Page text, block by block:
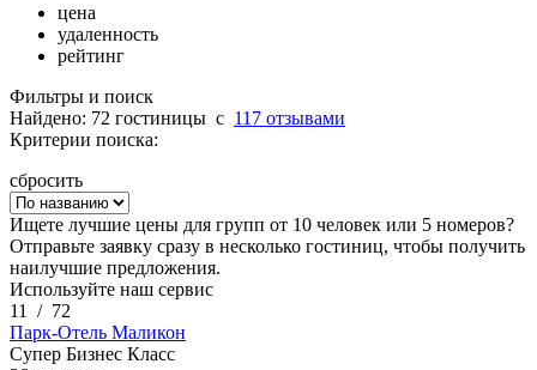
цена
удаленность
рейтинг
Фильтры и поиск
Найдено: 72 гостиницы c 117 отзывами
Критерии поиска:
сбросить
Ищете лучшие цены для групп от 10 человек или 5 номеров?
Отправьте заявку сразу в несколько гостиниц, чтобы получить
наилучшие предложения.
Используйте наш сервис
11
/ 72
Парк-Отель Маликон
Супер Бизнес Класс